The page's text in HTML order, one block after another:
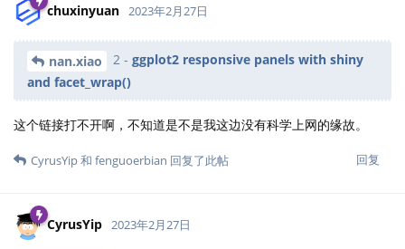
chuxinyuan 2023年2月27日
nan.xiao 2 - ggplot2 responsive panels with shiny
and facet_wrap()
这个链接打不开啊，不知道是不是我这边没有科学上网的缘故。
回复
CyrusYip和 fenguoerbian 回复了此帖
CyrusYip 2023年2月27日